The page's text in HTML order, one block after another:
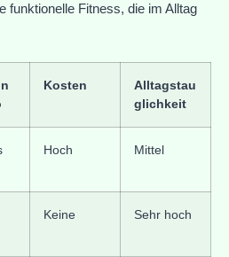
funktionelle Fitness, die im Alltag
Kosten
Alltagstau
glichkeit
Hoch Mittel
Keine Sehr hoch